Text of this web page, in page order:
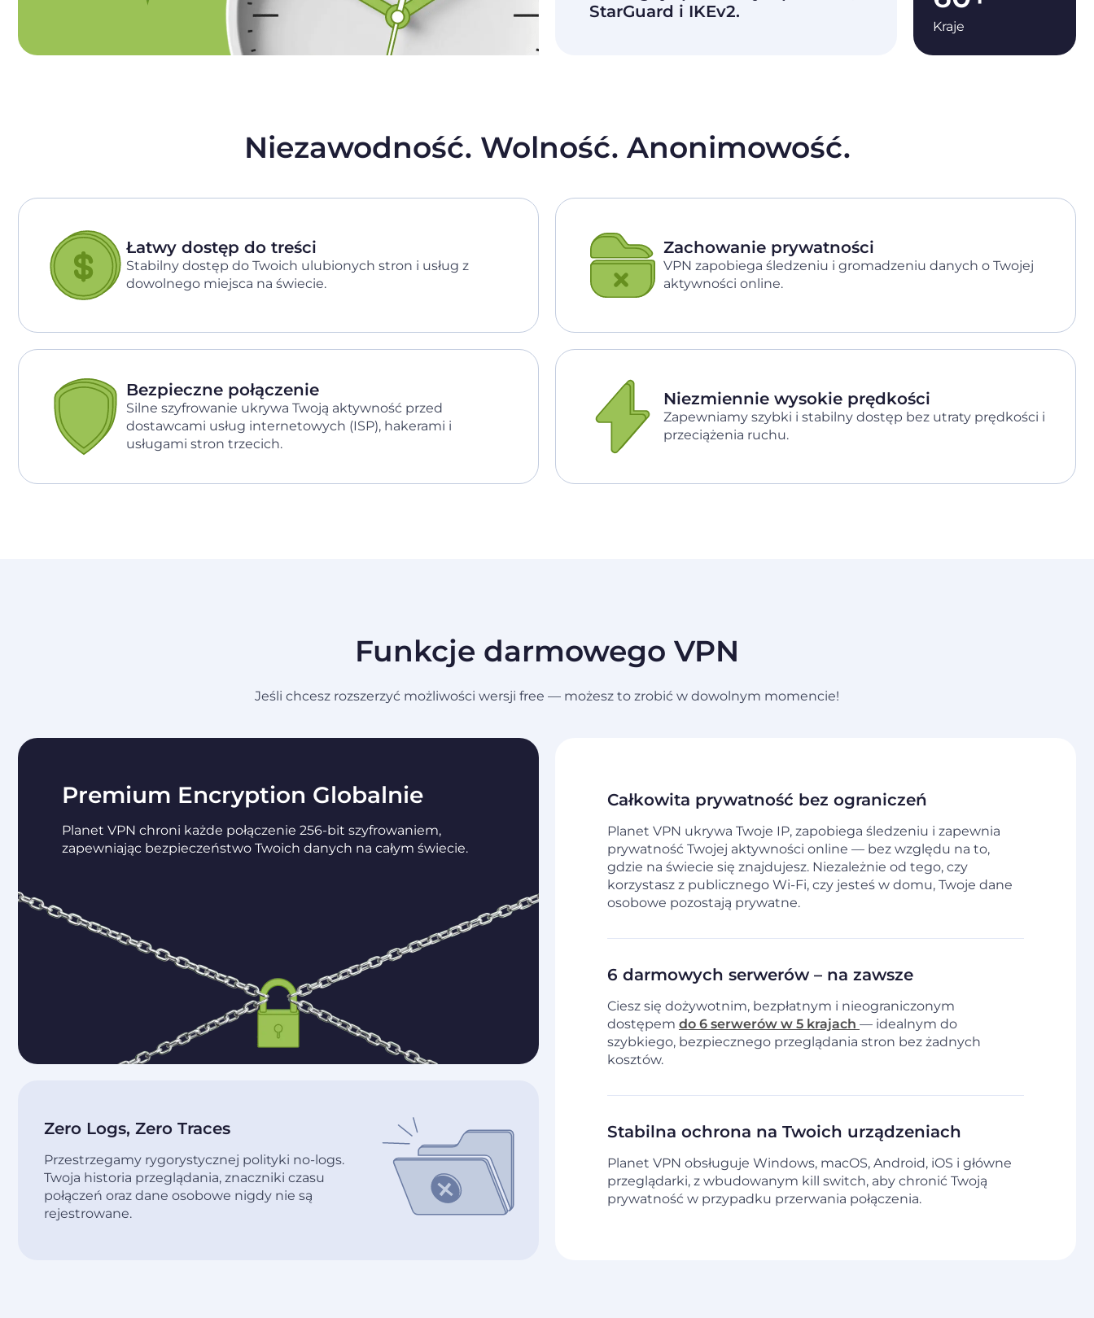
StarGuard i IKEv2.
Kraje
Niezawodność. Wolność. Anonimowość.
Łatwy dostęp do treści
Stabilny dostęp do Twoich ulubionych stron i usług z
dowolnego miejsca na świecie.
Zachowanie prywatności
VPN zapobiega śledzeniu i gromadzeniu danych o Twojej
aktywności online.
Bezpieczne połączenie
Silne szyfrowanie ukrywa Twoją aktywność przed
dostawcami usług internetowych (ISP), hakerami i
usługami stron trzecich.
Niezmiennie wysokie prędkości
Zapewniamy szybki i stabilny dostęp bez utraty prędkości i
przeciążenia ruchu.
Funkcje darmowego VPN
Jeśli chcesz rozszerzyć możliwości wersji free — możesz to zrobić w dowolnym momencie!
Premium Encryption Globalnie
Planet VPN chroni każde połączenie 256-bit szyfrowaniem,
zapewniając bezpieczeństwo Twoich danych na całym świecie.
Całkowita prywatność bez ograniczeń
Planet VPN ukrywa Twoje IP, zapobiega śledzeniu i zapewnia
prywatność Twojej aktywności online — bez względu na to,
gdzie na świecie się znajdujesz. Niezależnie od tego, czy
korzystasz z publicznego Wi-Fi, czy jesteś w domu, Twoje dane
osobowe pozostają prywatne.
6 darmowych serwerów – na zawsze
Ciesz się dożywotnim, bezpłatnym i nieograniczonym
dostępem do 6 serwerów w 5 krajach — idealnym do
szybkiego, bezpiecznego przeglądania stron bez żadnych
kosztów.
Stabilna ochrona na Twoich urządzeniach
Planet VPN obsługuje Windows, macOS, Android, iOS i główne
przeglądarki, z wbudowanym kill switch, aby chronić Twoją
prywatność w przypadku przerwania połączenia.
Zero Logs, Zero Traces
Przestrzegamy rygorystycznej polityki no-logs.
Twoja historia przeglądania, znaczniki czasu
połączeń oraz dane osobowe nigdy nie są
rejestrowane.